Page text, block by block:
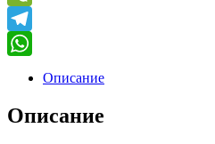
WeChat
Telegram
Описание
Описание